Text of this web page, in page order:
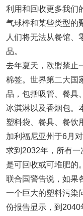
利用和回收更多我们
气球棒和某些类型的
人们将无法从餐馆、
品。
去年夏天，欧盟禁止
棉签。世界第二大国
品，包括吸管、餐具
冰淇淋以及香烟包。
塑料袋、餐具、餐饮
加利福尼亚州于6月
求到2032年，所有
是可回收或可堆肥的。
联合国警告说，如果
一个巨大的塑料污染
份报告显示，到